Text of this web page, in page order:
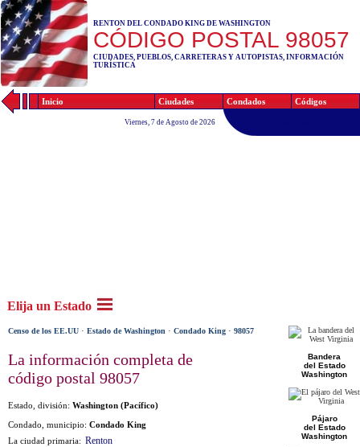
RENTON DEL CONDADO KING DE WASHINGTON
CÓDIGO POSTAL 98057
CIUDADES, PUEBLOS, CARRETERAS Y AUTOPISTAS, INFORMACIÓN
TURÍSTICA
Inicio Ciudades Condados Códigos
Viernes, 7 de Agosto de 2026
Elija un Estado
Censo de los EE.UU · Estado de Washington · Condado King · 98057
La información completa de
código postal 98057
Estado, división: Washington (Pacífico)
Condado, municipio: Condado King
La ciudad primaria: Renton
Bandera
del Estado
Washington
Pájaro
del Estado
Washington